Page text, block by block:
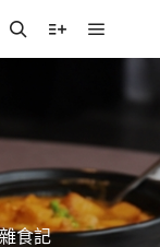
SearchMore info
Main
食記